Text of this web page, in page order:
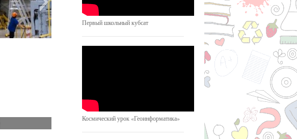
Первый школьный кубсат
Космический урок «Геоинформатика»